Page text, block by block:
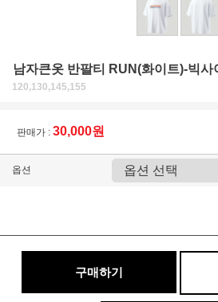
남자큰옷 반팔티 RUN(화이트)-빅
120,130,145,155
판매가 : 30,000원
옵션
구매하기